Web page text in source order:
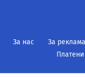
За нас За реклама